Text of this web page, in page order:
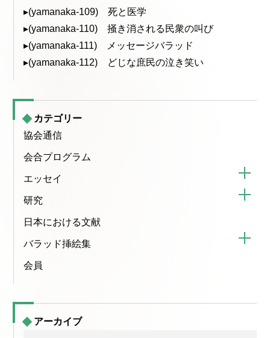
▸(yamanaka-109) 死と医学
▸(yamanaka-110) 掻き消される民衆の叫び
▸(yamanaka-111) メッセージバラッド
▸(yamanaka-112) どじな庶民の泣き笑い
カテゴリー
協会通信
会合プログラム
エッセイ
研究
日本における文献
バラッド挿絵集
会員
アーカイブ